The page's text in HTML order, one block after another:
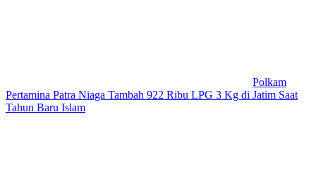
Polkam
Pertamina Patra Niaga Tambah 922 Ribu LPG 3 Kg di Jatim Saat
Tahun Baru Islam